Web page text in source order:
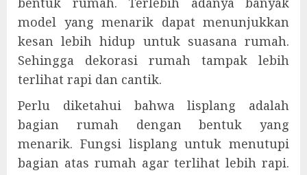
model yang menarik dapat menunjukkan
kesan lebih hidup untuk suasana rumah.
Sehingga dekorasi rumah tampak lebih
terlihat rapi dan cantik.
Perlu diketahui bahwa lisplang adalah
bagian rumah dengan bentuk yang
menarik. Fungsi lisplang untuk menutupi
bagian atas rumah agar terlihat lebih rapi.